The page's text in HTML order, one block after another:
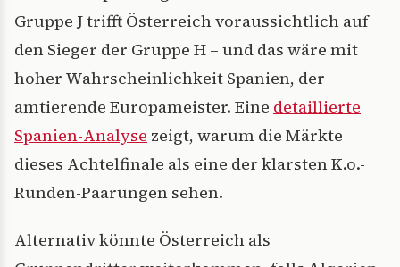
Gruppe J trifft Österreich voraussichtlich auf
den Sieger der Gruppe H – und das wäre mit
hoher Wahrscheinlichkeit Spanien, der
amtierende Europameister. Eine detaillierte
Spanien-Analyse zeigt, warum die Märkte
dieses Achtelfinale als eine der klarsten K.o.-
Runden-Paarungen sehen.
Alternativ könnte Österreich als